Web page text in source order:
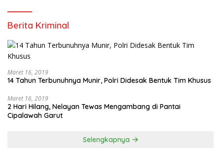
Berita Kriminal
Maret 16, 2019
14 Tahun Terbunuhnya Munir, Polri Didesak Bentuk Tim Khusus
Maret 16, 2019
2 Hari Hilang, Nelayan Tewas Mengambang di Pantai
Cipalawah Garut
Selengkapnya